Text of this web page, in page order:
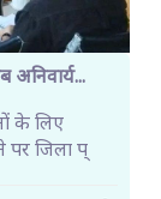
के लिए
जिला प्